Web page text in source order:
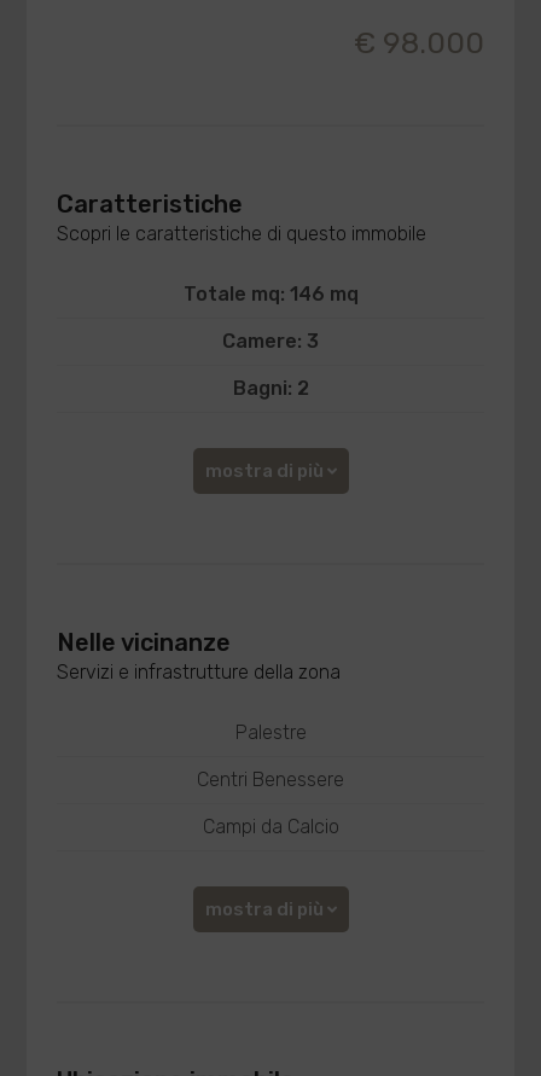
€ 98.000
Caratteristiche
Scopri le caratteristiche di questo immobile
Totale mq: 146 mq
Camere: 3
Bagni: 2
mostra di più
Nelle vicinanze
Servizi e infrastrutture della zona
Palestre
Centri Benessere
Campi da Calcio
mostra di più